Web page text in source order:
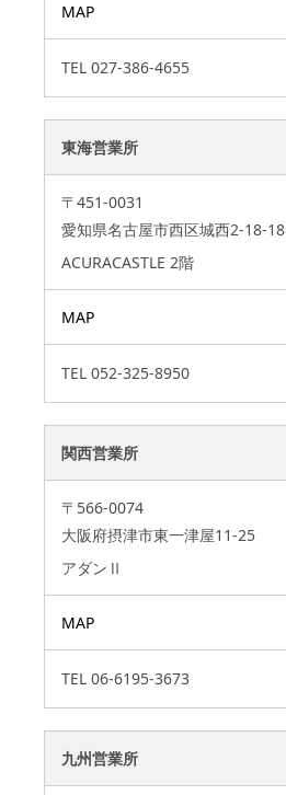
MAP
TEL 027-386-4655
東海営業所
〒451-0031
愛知県名古屋市西区城西2-18-18
ACURACASTLE 2階
MAP
TEL 052-325-8950
関西営業所
〒566-0074
大阪府摂津市東一津屋11-25
アダンⅡ
MAP
TEL 06-6195-3673
九州営業所